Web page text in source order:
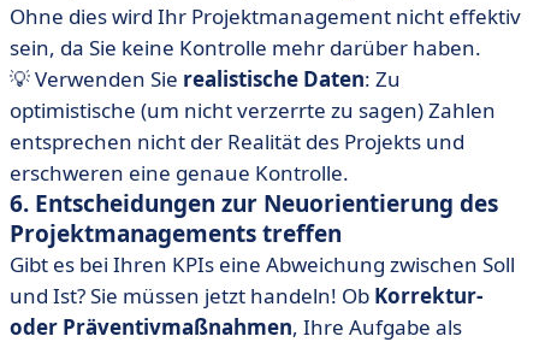
Ohne dies wird Ihr Projektmanagement nicht effektiv
sein, da Sie keine Kontrolle mehr darüber haben.
💡 Verwenden Sie realistische Daten: Zu
optimistische (um nicht verzerrte zu sagen) Zahlen
entsprechen nicht der Realität des Projekts und
erschweren eine genaue Kontrolle.
6. Entscheidungen zur Neuorientierung des
Projektmanagements treffen
Gibt es bei Ihren KPIs eine Abweichung zwischen Soll
und Ist? Sie müssen jetzt handeln! Ob Korrektur-
oder Präventivmaßnahmen, Ihre Aufgabe als